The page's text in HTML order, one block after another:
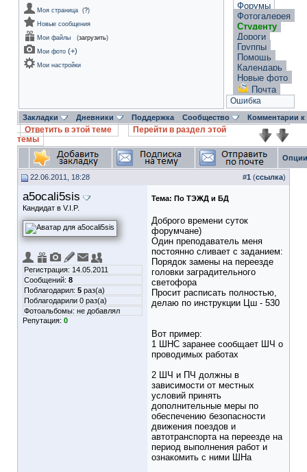
Моя страница (?)
Новые сообщения
Мои файлы
(загрузить)
Мои фото (+)
Мои настройки
Форумы
Фотогалерея
Студенту
Дороги
Группы
Помощь
Календарь
Новые фото
Почта
Ошибка
Закладки Дневники Поддержка Сообщество Комментарии
Ответить в этой теме
Перейти в раздел этой
темы
22.06.2011, 18:28 #1 (ссылка)
a5ocali5sis
Кандидат в V.I.P.
Регистрация: 14.05.2011
Сообщений: 8
Поблагодарил: 5 раз(а)
Поблагодарили 0 раз(а)
Фотоальбомы: не добавлял
Репутация: 0
Тема: По ТЭЖД и БД
Доброго времени суток
форумчане)
Один преподаватель меня
постоянно сливает с заданием:
Порядок замены на переезде
головки заградительного
светофора
Просит расписать полностью,
делаю по инструкции Цш - 530
Вот пример:
1 ШНС заранее сообщает ШЧ о
проводимых работах
2 ШЧ и ПЧ должны в
зависимости от местных
условий принять
дополнительные меры по
обеспечению безопасности
движения поездов и
автотранспорта на переезде на
период выполнения работ и
ознакомить с ними ШНа